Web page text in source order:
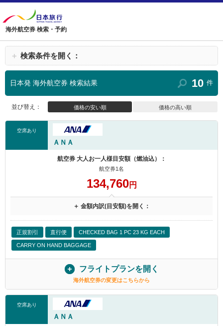
海外航空券 検索・予約
＋ 検索条件を開く：
日本発 海外航空券 検索結果 10 件
並び替え： 価格の安い順 価格の高い順
空席あり
ＡＮＡ
航空券 大人お一人様目安額（燃油込）：
航空券1名
134,760円
＋ 金額内訳(目安額)を開く：
正規割引 直行便 CHECKED BAG 1 PC 23 KG EACH
CARRY ON HAND BAGGAGE
フライトプランを開く
海外航空券の変更はこちらから
空席あり
ＡＮＡ